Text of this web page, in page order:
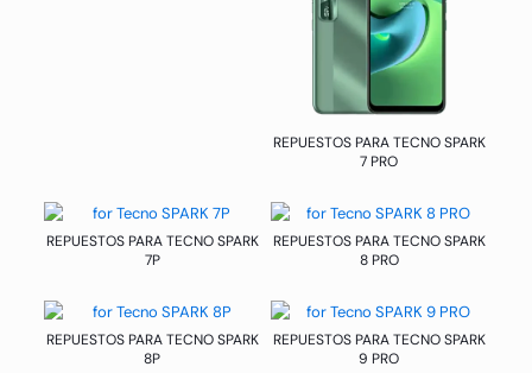
REPUESTOS PARA TECNO SPARK
7 PRO
REPUESTOS PARA TECNO SPARK
7P
REPUESTOS PARA TECNO SPARK
8 PRO
REPUESTOS PARA TECNO SPARK
8P
REPUESTOS PARA TECNO SPARK
9 PRO